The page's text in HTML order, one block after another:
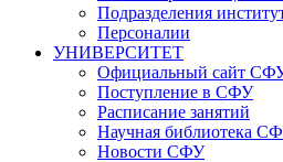
Подразделения
Персоналии
УНИВЕРСИТЕТ
Официальный сайт
Поступление в СФУ
Расписание занятий
Научная библиотека
Новости СФУ